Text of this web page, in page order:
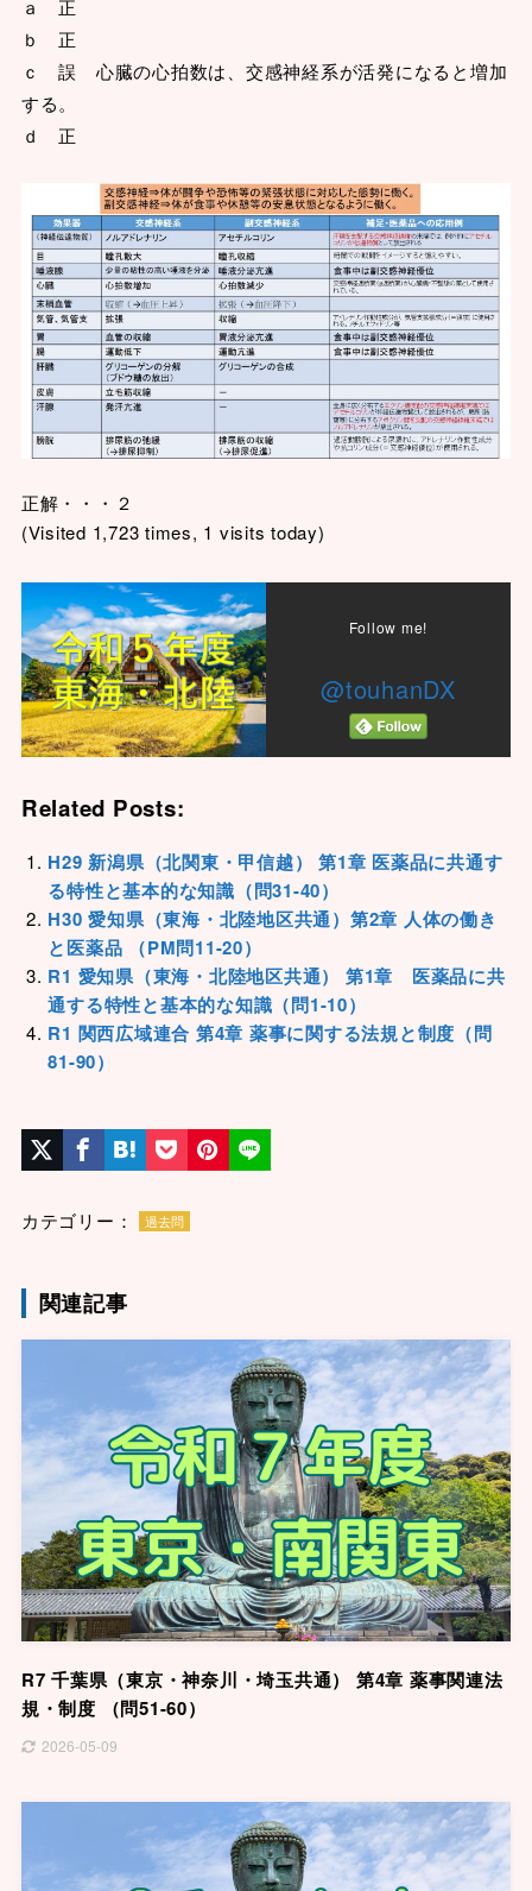
ａ 正
ｂ 正
ｃ 誤 心臓の心拍数は、交感神経系が活発になると増加
する。
ｄ 正
正解・・・２
(Visited 1,723 times, 1 visits today)
Follow me!
@touhanDX
Related Posts:
H29 新潟県（北関東・甲信越） 第1章 医薬品に共通す
る特性と基本的な知識（問31-40）
H30 愛知県（東海・北陸地区共通）第2章 人体の働き
と医薬品 （PM問11-20）
R1 愛知県（東海・北陸地区共通） 第1章 医薬品に共
通する特性と基本的な知識（問1-10）
R1 関西広域連合 第4章 薬事に関する法規と制度（問
81-90）
カテゴリー： 過去問
関連記事
R7 千葉県（東京・神奈川・埼玉共通） 第4章 薬事関連法
規・制度 （問51-60）
2026-05-09